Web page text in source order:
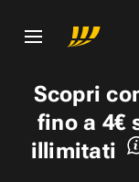
Scopri
fino a 4€
illimitati